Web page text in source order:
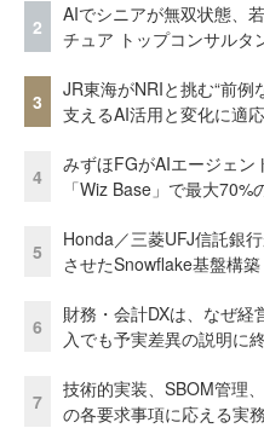
2
AIでシニアが無双状態、
チュア トップコンサルタ
3
JR東海がNRIと挑む“前
支えるAI活用と変化に適
4
みずほFGがAIエージェ
「Wiz Base」で最大70%
5
Honda／三菱UFJ信託銀
させたSnowflake基盤構築
6
財務・会計DXは、なぜ
入でも予実差異の説明
7
技術的実装、SBOM管理
の各要求事項に応える実